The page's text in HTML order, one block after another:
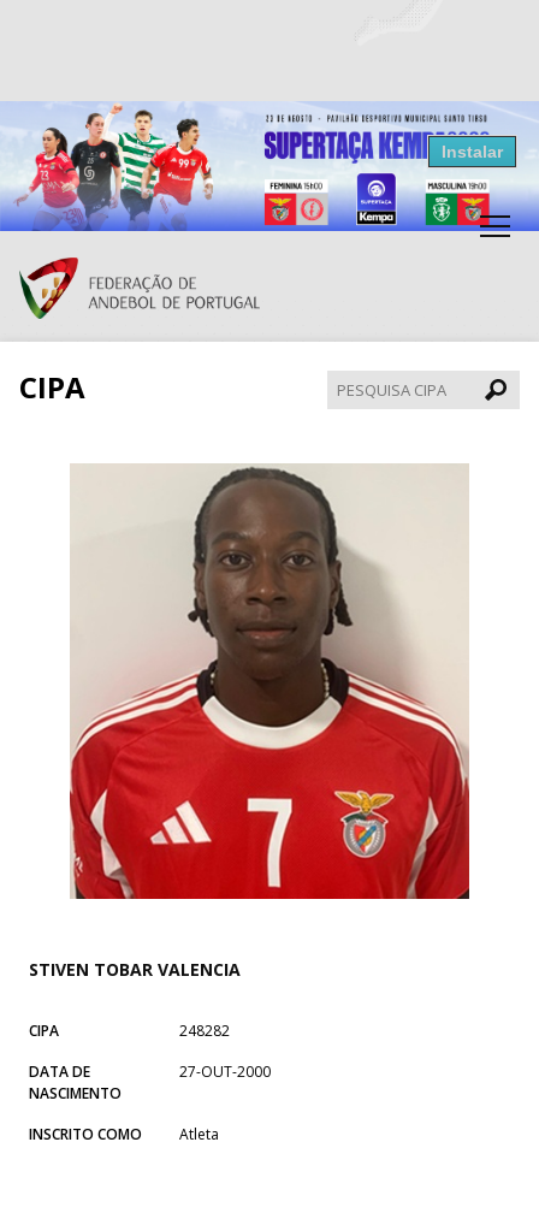
Resultados Andebol
Federação de Andebol de Portugal
Grátis - Disponivel na Play Store
Instalar
CIPA
CIPA
STIVEN TOBAR VALENCIA
CIPA
248282
DATA DE
NASCIMENTO
27-OUT-2000
INSCRITO COMO Atleta